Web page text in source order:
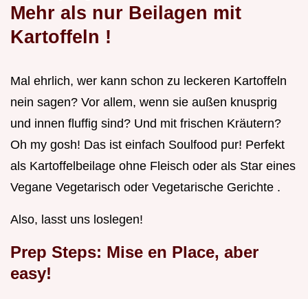
Mehr als nur Beilagen mit
Kartoffeln !
Mal ehrlich, wer kann schon zu leckeren Kartoffeln
nein sagen? Vor allem, wenn sie außen knusprig
und innen fluffig sind? Und mit frischen Kräutern?
Oh my gosh! Das ist einfach Soulfood pur! Perfekt
als Kartoffelbeilage ohne Fleisch oder als Star eines
Vegane Vegetarisch oder Vegetarische Gerichte .
Also, lasst uns loslegen!
Prep Steps: Mise en Place, aber
easy!